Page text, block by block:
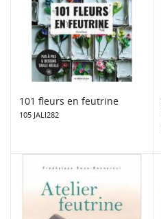
101 fleurs en feutrine
105 JALI282